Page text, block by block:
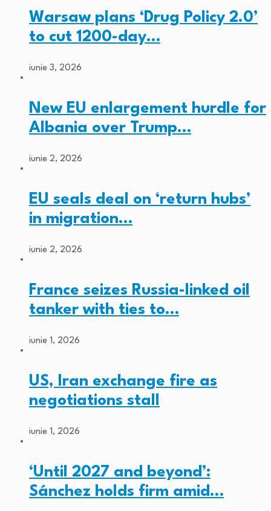
Warsaw plans ‘Drug Policy 2.0’
to cut 1200-day…
iunie 3, 2026
New EU enlargement hurdle for
Albania over Trump…
iunie 2, 2026
EU seals deal on ‘return hubs’
in migration…
iunie 2, 2026
France seizes Russia-linked oil
tanker with ties to…
iunie 1, 2026
US, Iran exchange fire as
negotiations stall
iunie 1, 2026
‘Until 2027 and beyond’:
Sánchez holds firm amid…